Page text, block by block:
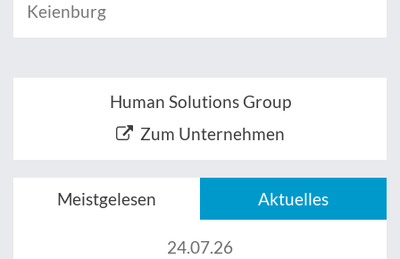
Keienburg
Human Solutions Group
Zum Unternehmen
Meistgelesen Aktuelles
24.07.26